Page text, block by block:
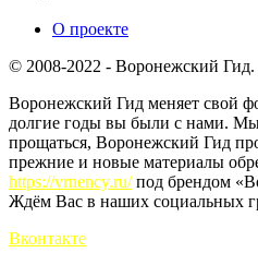
О проекте
© 2008-2022 - Воронежский Гид.
Воронежский Гид меняет свой
долгие годы вы были с нами.
прощаться, Воронежский Гид
прежние и новые материалы
https://vrnency.ru/под брендом
Ждём Вас в наших социальных
Вконтакте